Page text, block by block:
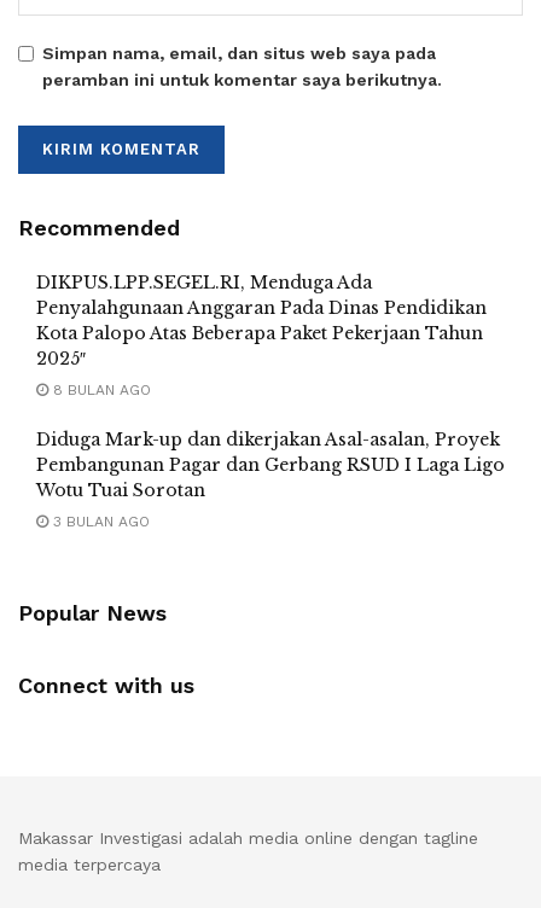
Simpan nama, email, dan situs web saya pada
peramban ini untuk komentar saya berikutnya.
Recommended
DIKPUS.LPP.SEGEL.RI, Menduga Ada
Penyalahgunaan Anggaran Pada Dinas Pendidikan
Kota Palopo Atas Beberapa Paket Pekerjaan Tahun
2025″
8 BULAN AGO
Diduga Mark-up dan dikerjakan Asal-asalan, Proyek
Pembangunan Pagar dan Gerbang RSUD I Laga Ligo
Wotu Tuai Sorotan
3 BULAN AGO
Popular News
Connect with us
Makassar Investigasi adalah media online dengan tagline
media terpercaya